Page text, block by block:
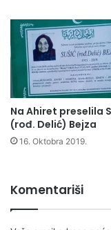
Na Ahiret preselila
(rođ. Delić) Bejza
16. Oktobra 2019.
Komentariši